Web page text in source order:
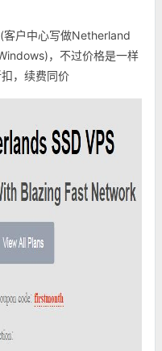
户中心写做Netherland
，不过价格是一样
，续费同价